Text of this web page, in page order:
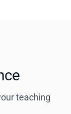
teaching